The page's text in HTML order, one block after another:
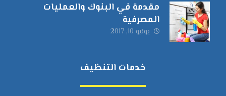
مقدمة في البنوك والعمليات
المصرفية
يونيو 10, 2017
خدمات التنظيف